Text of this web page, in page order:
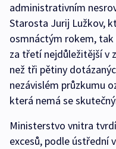
administrativním
Starosta Jurij Lužkov,
osmnáctým rokem, tak
za třetí nejdůležitější v
než tři pětiny
nezávislém průzkumu
která nemá se
Ministerstvo vnitra
excesů, podle ústřední